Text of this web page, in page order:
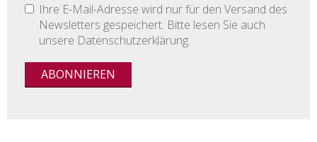
Ihre E-Mail-Adresse wird nur für den Versand des
Newsletters gespeichert. Bitte lesen Sie auch
unsere Datenschutzerklärung.